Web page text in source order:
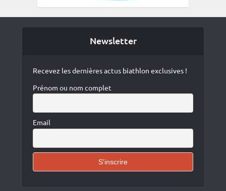
Newsletter
Recevez les dernières actus biathlon exclusives !
Prénom ou nom complet
Email